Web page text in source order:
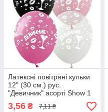
Латексні повітряні кульки
12" (30 см.) рус.
"Девичник" асорті Show 1
шт.
3,56 ₴ 7,11 ₴